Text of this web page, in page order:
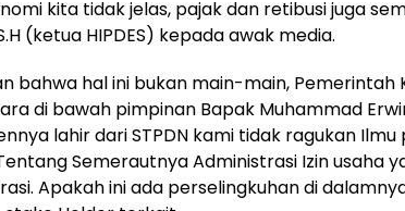
kita tidak jelas, pajak dan retibusi juga
(ketua HIPDES) kepada awak media.
bahwa hal ini bukan main-main, Pemerintah
di bawah pimpinan Bapak Muhammad
lahir dari STPDN kami tidak ragukan
Semerautnya Administrasi Izin usaha
Apakah ini ada perselingkuhan di